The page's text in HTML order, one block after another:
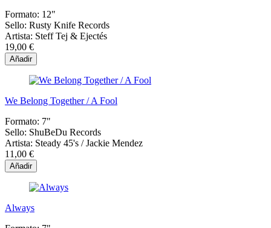
Formato: 12"
Sello: Rusty Knife Records
Artista: Steff Tej & Ejectés
19,00 €
Añadir
We Belong Together / A Fool
Formato: 7"
Sello: ShuBeDu Records
Artista: Steady 45's / Jackie Mendez
11,00 €
Añadir
Always